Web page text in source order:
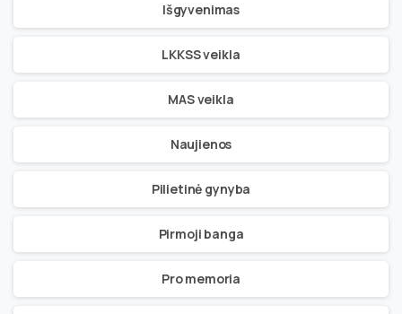
Išgyvenimas
LKKSS veikla
MAS veikla
Naujienos
Pilietinė gynyba
Pirmoji banga
Pro memoria